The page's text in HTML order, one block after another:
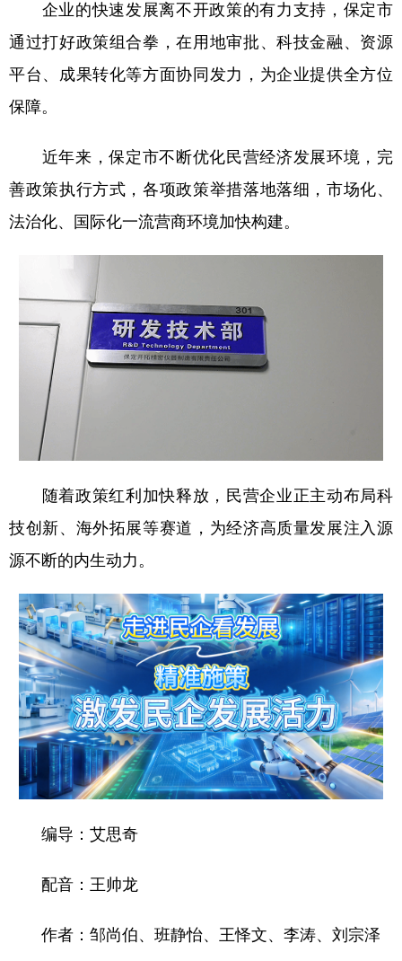
企业的快速发展离不开政策的有力支持，保定市
通过打好政策组合拳，在用地审批、科技金融、资源
平台、成果转化等方面协同发力，为企业提供全方位
保障。
近年来，保定市不断优化民营经济发展环境，完
善政策执行方式，各项政策举措落地落细，市场化、
法治化、国际化一流营商环境加快构建。
随着政策红利加快释放，民营企业正主动布局科
技创新、海外拓展等赛道，为经济高质量发展注入源
源不断的内生动力。
编导：艾思奇
配音：王帅龙
作者：邹尚伯、班静怡、王怿文、李涛、刘宗泽